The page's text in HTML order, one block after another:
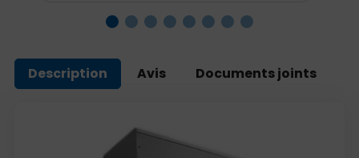
Description Avis Documents joints